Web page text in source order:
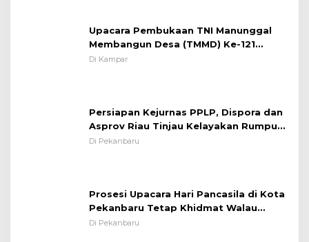
Upacara Pembukaan TNI Manunggal
Membangun Desa (TMMD) Ke-121
Kodim 0313/KPR Tahun 2024) ?
Di Kampar
Persiapan Kejurnas PPLP, Dispora dan
Asprov Riau Tinjau Kelayakan Rumput
Lapangan Sepakbola
Di Pekanbaru
Prosesi Upacara Hari Pancasila di Kota
Pekanbaru Tetap Khidmat Walau
Dalam Ruangan
Di Pekanbaru